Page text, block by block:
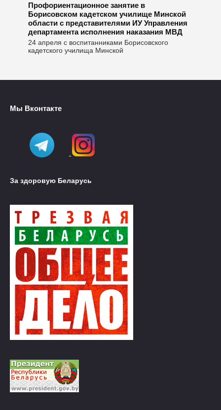
Профориентационное занятие в
Борисовском кадетском училище Минской
области с представителями ИУ Управления
департамента исполнения наказания МВД
24 апреля с воспитанниками Борисовского
кадетского училища Минской
Мы Вконтакте
За здоровую Беларусь